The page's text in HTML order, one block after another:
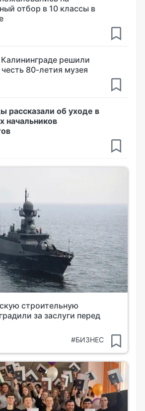
отбор в 10 классы в
решили
80-летия музея
рассказали об уходе в
начальников
строительную
за заслуги перед
#БИЗНЕС